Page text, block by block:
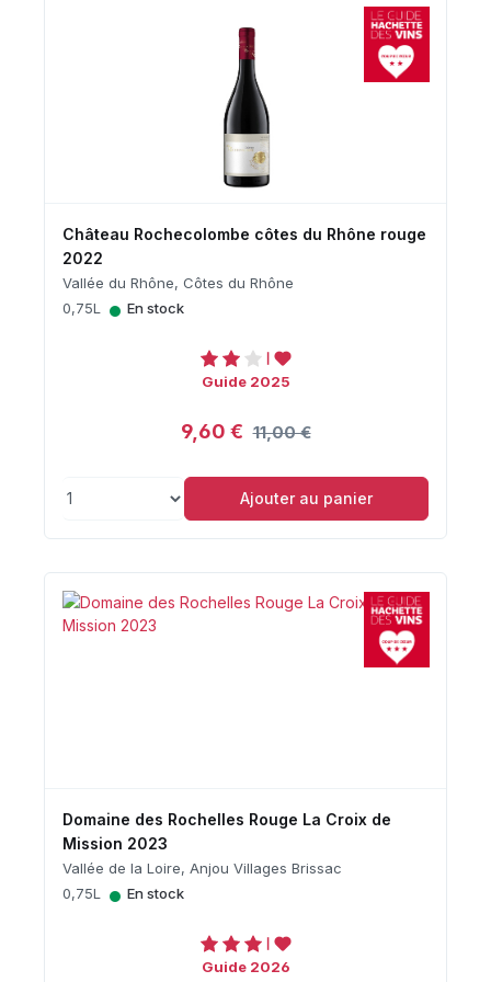
Château Rochecolombe côtes du Rhône rouge
2022
Vallée du Rhône, Côtes du Rhône
0,75L
• En stock
Guide 2025
9,60 € 11,00 €
Ajouter au panier
Domaine des Rochelles Rouge La Croix de
Mission 2023
Vallée de la Loire, Anjou Villages Brissac
0,75L
• En stock
Guide 2026